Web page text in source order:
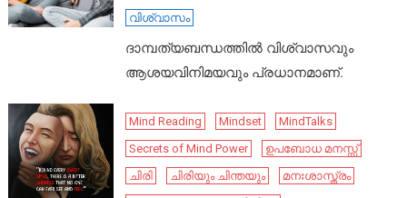
വിശ്വാസം
ദാമ്പത്യബന്ധത്തിൽ വിശ്വാസവും
ആശയവിനിമയവും പ്രധാനമാണ്.
Mind Reading Mindset
MindTalks
Secrets of Mind Power
ഉപബോധ മനസ്സ്
ചിരി
ചിരിയും ചിന്തയും
മനഃശാസ്ത്രം